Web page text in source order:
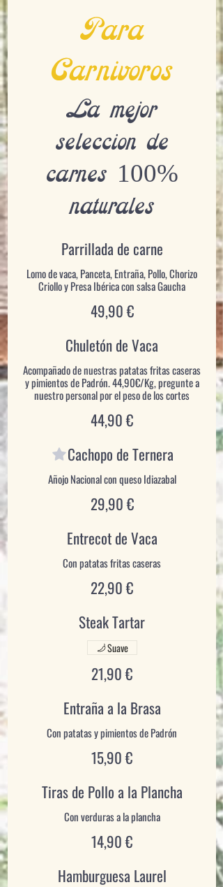
Para
Carnívoros
La mejor
selección de
carnes 100%
naturales
Parrillada de carne
Lomo de vaca, Panceta, Entraña, Pollo, Chorizo
49,90 €
Chuletón de Vaca
Acompañado de nuestras patatas fritas caseras
y pimientos de Padrón. 44,90€/Kg, pregunte a
nuestro personal por el peso de los cortes
44,90 €
Cachopo de Ternera
Añojo Nacional con queso Idiazabal
29,90 €
Entrecot de Vaca
22,90 €
Steak Tartar
21,90 €
Suave
Entraña a la Brasa
15,90 €
Tiras de Pollo a la Plancha
Con verduras a la plancha
14,90 €
Hamburguesa Laurel